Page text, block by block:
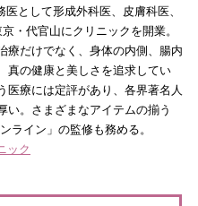
医として形成外科医、皮膚科医、
・代官山にクリニックを開業。
療だけでなく、身体の内側、腸内
真の健康と美しさを追求してい
医療には定評があり、各界著名人
い。さまざまなアイテムの揃う
ライン」の監修も務める。
ック